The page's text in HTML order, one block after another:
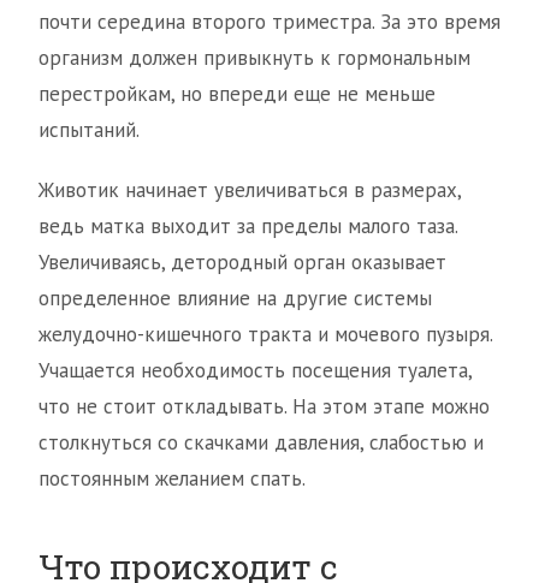
почти середина второго триместра. За это время
организм должен привыкнуть к гормональным
перестройкам, но впереди еще не меньше
испытаний.
Животик начинает увеличиваться в размерах,
ведь матка выходит за пределы малого таза.
Увеличиваясь, детородный орган оказывает
определенное влияние на другие системы
желудочно-кишечного тракта и мочевого пузыря.
Учащается необходимость посещения туалета,
что не стоит откладывать. На этом этапе можно
столкнуться со скачками давления, слабостью и
постоянным желанием спать.
Что происходит с